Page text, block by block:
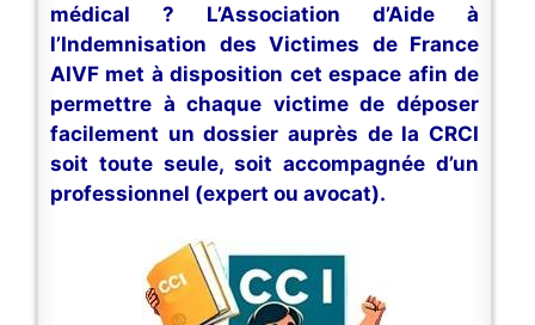
médical ? L’Association d’Aide à
l’Indemnisation des Victimes de France
AIVF met à disposition cet espace afin de
permettre à chaque victime de déposer
facilement un dossier auprès de la CRCI
soit toute seule, soit accompagnée d’un
professionnel (expert ou avocat).